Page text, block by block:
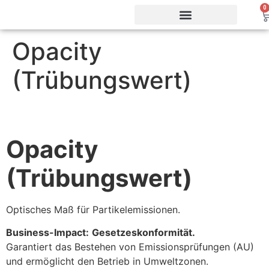
0
Opacity
(Trübungswert)
Opacity
(Trübungswert)
Optisches Maß für Partikelemissionen.
Business-Impact: Gesetzeskonformität.
Garantiert das Bestehen von Emissionsprüfungen (AU)
und ermöglicht den Betrieb in Umweltzonen.